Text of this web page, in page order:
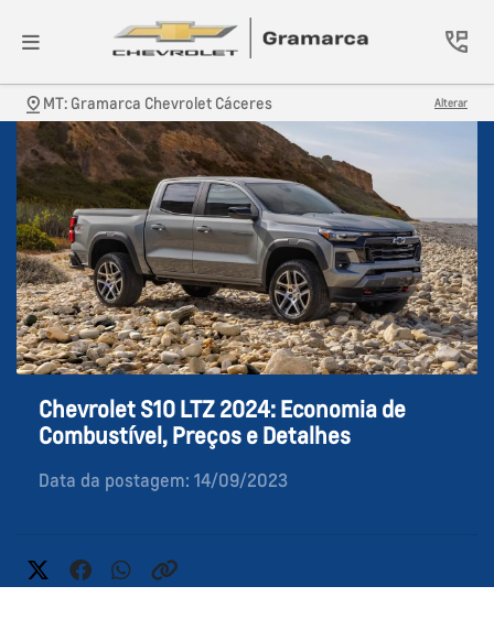
MT: Gramarca Chevrolet Cáceres Alterar
Chevrolet S10 LTZ 2024: Economia de
Combustível, Preços e Detalhes
Data da postagem: 14/09/2023